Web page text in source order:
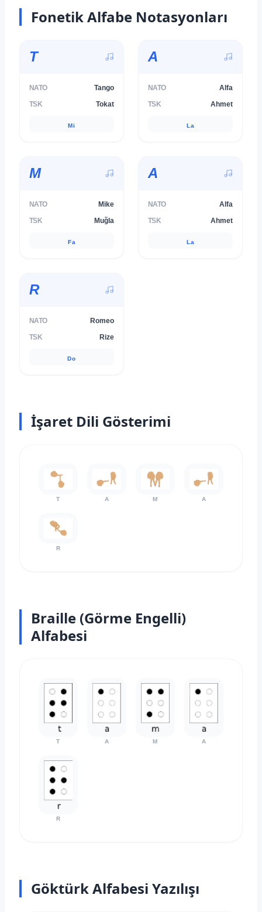
Fonetik Alfabe Notasyonları
T
NATO
Tango
TSK
Tokat
Mi
A
NATO
Alfa
TSK
Ahmet
La
M
NATO
Mike
TSK
Muğla
Fa
A
NATO
Alfa
TSK
Ahmet
La
R
NATO
Romeo
TSK
Rize
Do
İşaret Dili Gösterimi
T A M A
R
Braille (Görme Engelli)
Alfabesi
T A M A
R
Göktürk Alfabesi Yazılışı